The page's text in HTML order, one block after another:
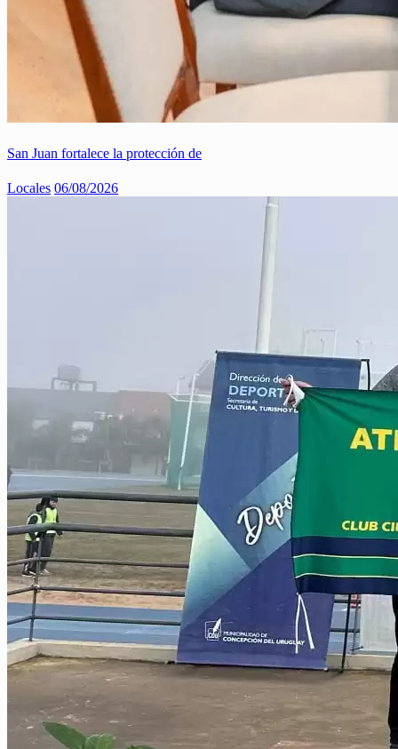
San Juan fortalece la protección de
Locales 06/08/2026